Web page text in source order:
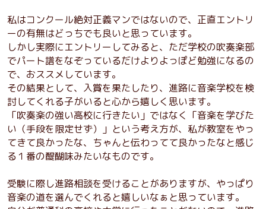
私はコンクール絶対正義マンではないので、正直エントリ
ーの有無はどっちでも良いと思っています。
しかし実際にエントリーしてみると、ただ学校の吹奏楽部
でパート譜をなぞっているだけよりよっぽど勉強になるの
で、おススメしています。
その結果として、入賞を果たしたり、進路に音楽学校を検
討してくれる子がいると心から嬉しく思います。
「吹奏楽の強い高校に行きたい」ではなく「音楽を学びた
い（手段を限定せず）」という考え方が、私が教室をやっ
てきて良かったな、ちゃんと伝わってて良かったなと感じ
る１番の醍醐味みたいなものです。
受験に際し進路相談を受けることがありますが、やっぱり
音楽の道を選んでくれると嬉しいなぁと思っています。